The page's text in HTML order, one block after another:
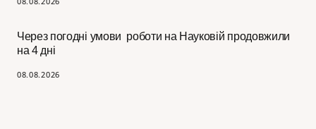
Через погодні умови роботи на Науковій продовжили
на 4 дні
08.08.2026